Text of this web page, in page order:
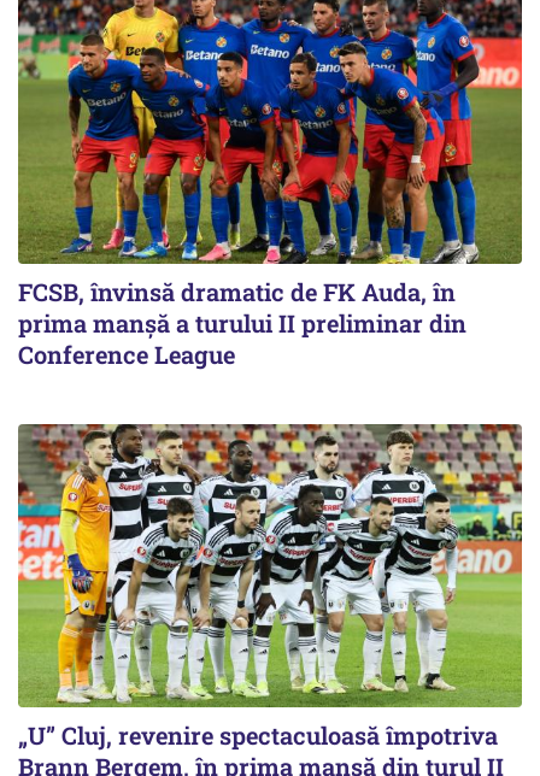
FCSB, învinsă dramatic de FK Auda, în
prima manșă a turului II preliminar din
Conference League
„U” Cluj, revenire spectaculoasă împotriva
Brann Bergem, în prima manșă din turul II